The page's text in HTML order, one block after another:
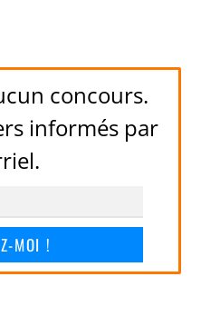
concours.
informés par
MOI !